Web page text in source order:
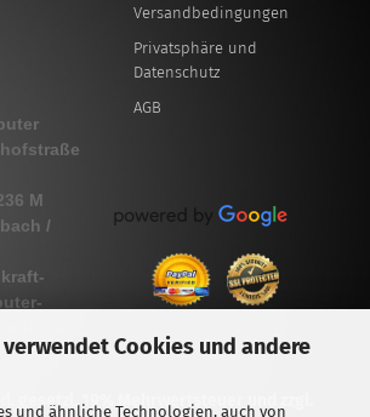
Cookies und andere
und ähnliche Technologien, auch von
M
/
Versandbedingungen
Privatsphäre und
Datenschutz
AGB
gesetzl. 19% Mehrwertsteuer und zzgl.